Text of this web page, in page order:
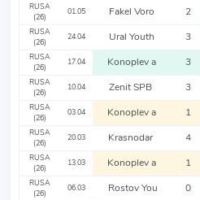
RUSA
(26)
01.05 Fakel Voro 2
RUSA
(26)
24.04 Ural Youth 3
RUSA
(26)
17.04 Konoplev a 3
RUSA
(26)
10.04 Zenit SPB 3
RUSA
(26)
03.04 Konoplev a 1
RUSA
(26)
20.03 Krasnodar 4
RUSA
(26)
13.03 Konoplev a 1
RUSA
(26)
06.03 Rostov You 0